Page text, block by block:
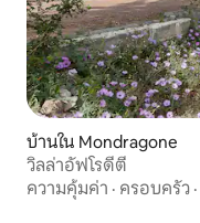
บ้านใน Mondragone
วิลล่าอัฟโรดีตี
ความคุ้มค่า · ครอบครัว ·